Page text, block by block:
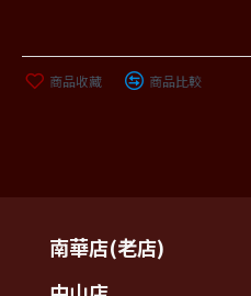
商品收藏 商品比較
南華店(老店)